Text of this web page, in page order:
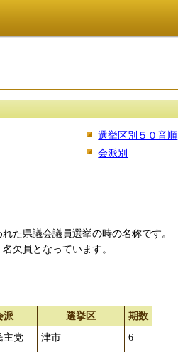
選挙区別５０音順
会派別
た県議会議員選挙の時の名称です。
欠員となっています。
派 選挙区 期数
主党 津市
6